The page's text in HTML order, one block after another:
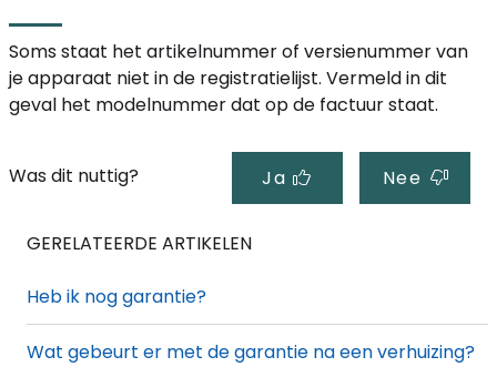
Soms staat het artikelnummer of versienummer van
je apparaat niet in de registratielijst. Vermeld in dit
geval het modelnummer dat op de factuur staat.
Was dit nuttig? Ja Nee
GERELATEERDE ARTIKELEN
Heb ik nog garantie?
Wat gebeurt er met de garantie na een verhuizing?